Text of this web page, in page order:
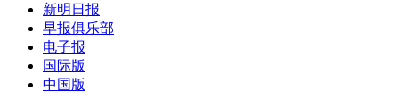
新明日报
早报俱乐部
电子报
国际版
中国版